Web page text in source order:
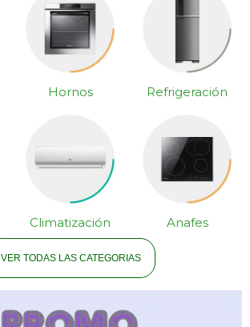
Hornos Refrigeración
Climatización Anafes
VER TODAS LAS CATEGORIAS